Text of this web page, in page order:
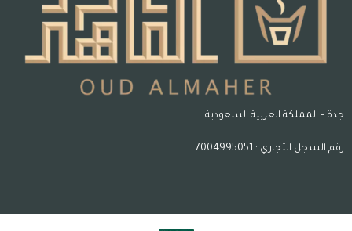
جدة – المملكة العربية السعودية
رقم السجل التجاري : 7004995051